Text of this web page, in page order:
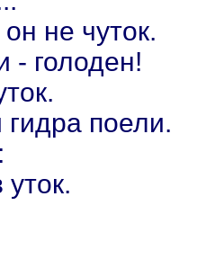
не чуток.
- голоден!
поели.
уток.